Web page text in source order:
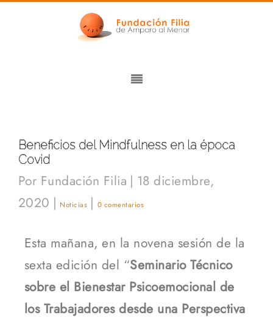
Beneficios del Mindfulness en la época
Covid
Por Fundación Filia | 18 diciembre,
2020 | Noticias | 0 comentarios
Esta mañana, en la novena sesión de la
sexta edición del “Seminario Técnico
sobre el Bienestar Psicoemocional de
los Trabajadores desde una Perspectiva